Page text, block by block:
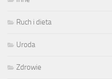
Ruch i dieta
Uroda
Zdrowie